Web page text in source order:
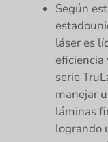
Según
láser es
eficiencia
serie
manejar
láminas
logrando